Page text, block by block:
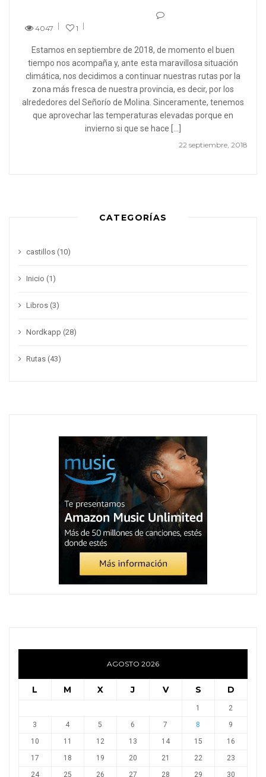
4047 1
22 septiembre, 2018
Estamos en septiembre de 2018, de momento el buen
tiempo nos acompaña y, ante esta maravillosa situación
climática, nos decidimos a continuar nuestras rutas por la
zona más fresca de nuestra provincia, es decir, por los
alrededores del Señorío de Molina. Sinceramente, tenemos
que aprovechar las temperaturas elevadas porque en
invierno si que se hace […]
CATEGORÍAS
castillos (10)
Inicio (1)
Libros (3)
Nordkapp (28)
Rutas (43)
AGOSTO 2026
L M X J V S D
1
2
3
4 5 6 7 8
9
10
11 12 13 14 15
16
17
18 19 20 21 22
23
24
25 26 27 28 29 30